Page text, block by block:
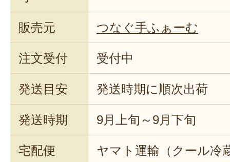
販売元 つなぐ手ふぁーむ
注文受付 受付中
発送目安 発送時期に順次出荷
発送時期 9月上旬～9月下旬
宅配便 ヤマト運輸（クール冷